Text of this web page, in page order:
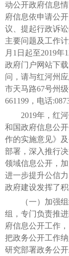
动公开政府信息
府信息依申请公
议、提起行政诉
主要问题及工作
月1日起至2019
政府门户网站下
问，请与红河州
市天马路67号州
661199，电话
2019年，红河
和国政府信息公
作的实施意见》
部署，深入推行
领域信息公开，
进一步提升公信
政府建设发挥了积
（一）加强组
组，专门负责推
府信息公开工作
把政务公开工作
研究部署政务公